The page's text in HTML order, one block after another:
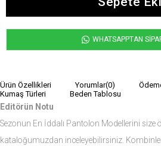
WHATSAPPTAN
Ürün Özellikleri Yorumlar(0)
Kumaş Türleri
Beden Tablosu
Editörün Notu
Sezonun En İddalı Pantolon Modellerini size
kataloğumuzdan inceleyebilirsiniz.